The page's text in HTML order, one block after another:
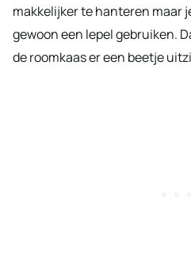
makkelijker te hanteren maar
gewoon een lepel gebruiken.
de roomkaas er een beetje